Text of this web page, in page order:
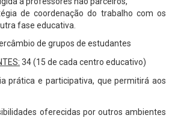
de coordenação do trabalho com os
fase educativa.
de grupos de estudantes
34 (15 de cada centro educativo)
prática e participativa, que permitirá aos
oferecidas por outros ambientes